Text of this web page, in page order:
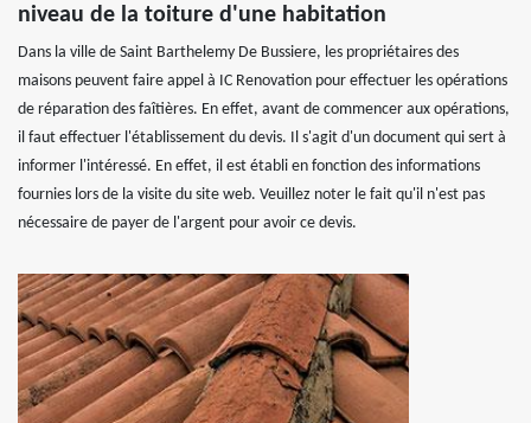
niveau de la toiture d'une habitation
Dans la ville de Saint Barthelemy De Bussiere, les propriétaires des
maisons peuvent faire appel à IC Renovation pour effectuer les opérations
de réparation des faîtières. En effet, avant de commencer aux opérations,
il faut effectuer l'établissement du devis. Il s'agit d'un document qui sert à
informer l'intéressé. En effet, il est établi en fonction des informations
fournies lors de la visite du site web. Veuillez noter le fait qu'il n'est pas
nécessaire de payer de l'argent pour avoir ce devis.